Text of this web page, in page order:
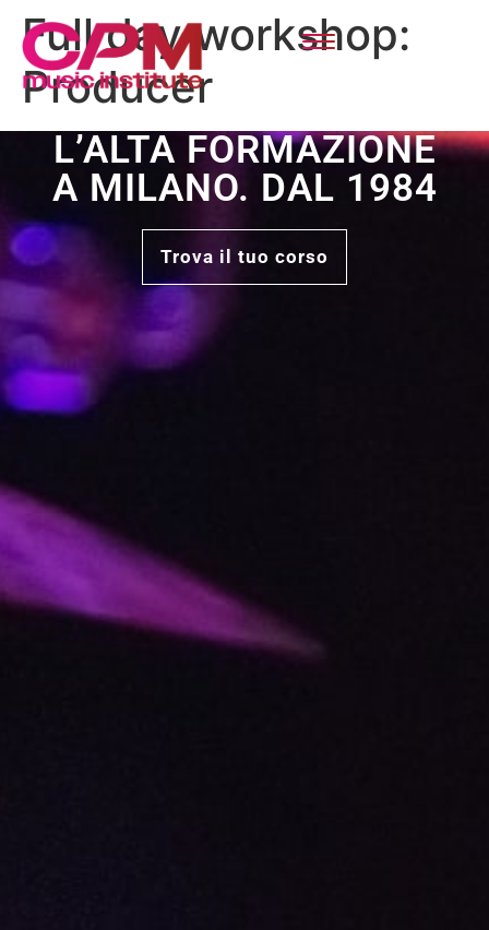
Full day workshop:
Producer
L’ALTA FORMAZIONE
A MILANO. DAL 1984
Trova il tuo corso